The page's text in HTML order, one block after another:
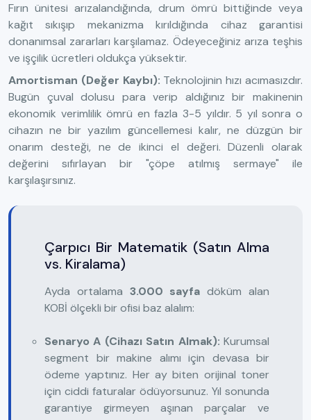
Fırın ünitesi arızalandığında, drum ömrü bittiğinde veya
kağıt sıkışıp mekanizma kırıldığında cihaz garantisi
donanımsal zararları karşılamaz. Ödeyeceğiniz arıza teşhis
ve işçilik ücretleri oldukça yüksektir.
Amortisman (Değer Kaybı): Teknolojinin hızı acımasızdır.
Bugün çuval dolusu para verip aldığınız bir makinenin
ekonomik verimlilik ömrü en fazla 3-5 yıldır. 5 yıl sonra o
cihazın ne bir yazılım güncellemesi kalır, ne düzgün bir
onarım desteği, ne de ikinci el değeri. Düzenli olarak
değerini sıfırlayan bir "çöpe atılmış sermaye" ile
karşılaşırsınız.
Çarpıcı Bir Matematik (Satın Alma
vs. Kiralama)
Ayda ortalama 3.000 sayfa döküm alan
KOBİ ölçekli bir ofisi baz alalım:
Senaryo A (Cihazı Satın Almak): Kurumsal
segment bir makine alımı için devasa bir
ödeme yaptınız. Her ay biten orijinal toner
için ciddi faturalar ödüyorsunuz. Yıl sonunda
garantiye girmeyen aşınan parçalar ve